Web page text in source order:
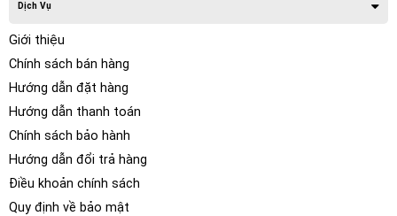
Dịch Vụ
Giới thiệu
Chính sách bán hàng
Hướng dẫn đặt hàng
Hướng dẫn thanh toán
Chính sách bảo hành
Hướng dẫn đổi trả hàng
Điều khoản chính sách
Quy định về bảo mật